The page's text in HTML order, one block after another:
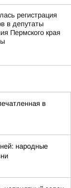
регистрация
в депутаты
Пермского края
в
народные